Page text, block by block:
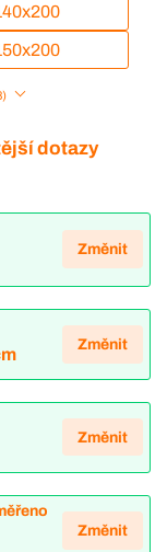
dotazy
Změnit
Změnit
Změnit
Změnit